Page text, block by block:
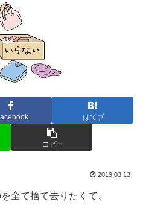
はてブ
コピー
2019.03.13
全て捨て去りたくて、